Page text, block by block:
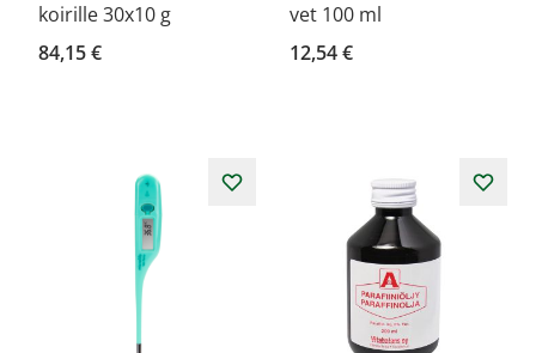
koirille 30x10 g
84,15 €
vet 100 ml
12,54 €